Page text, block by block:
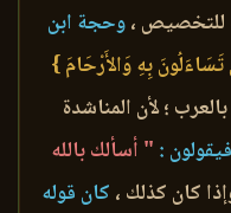
للتخصيص ،وحجة ابن
تَسَاءَلُونَ بِهِ وَالأَرْحَامَ }
بالعرب ؛ لأن المناشدة
فيقولون : " أسألك بالله
كان كذلك ، كان قوله